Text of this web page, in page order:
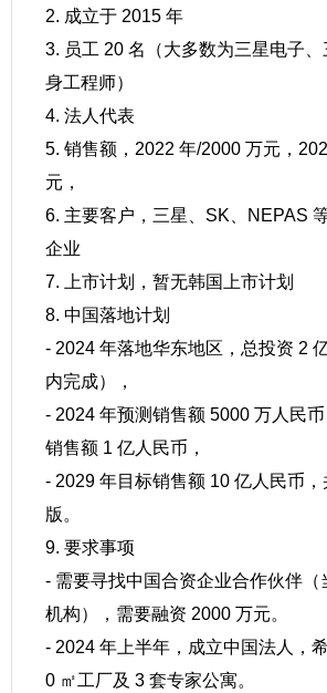
2. 成立于 2015 年
3. 员工 20 名（大多数为三星电子
身工程师）
4. 法人代表
5. 销售额，2022 年/2000 万元，
元，
6. 主要客户，三星、SK、NEPAS
企业
7. 上市计划，暂无韩国上市计划
8. 中国落地计划
- 2024 年落地华东地区，总投资 2
内完成），
- 2024 年预测销售额 5000 万人民
销售额 1 亿人民币，
- 2029 年目标销售额 10 亿人民币，
版。
9. 要求事项
- 需要寻找中国合资企业合作伙伴（
机构），需要融资 2000 万元。
- 2024 年上半年，成立中国法人，
0 ㎡工厂及 3 套专家公寓。